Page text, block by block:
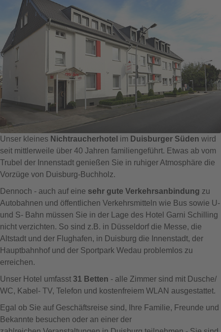
Unser kleines Nichtraucherhotel im Duisburger Süden wird
seit mittlerweile über 40 Jahren familiengeführt. Etwas ab vom
Trubel der Innenstadt genießen Sie in ruhiger Atmosphäre die
Vorzüge von Duisburg-Buchholz.
Dennoch - auch auf eine sehr gute Verkehrsanbindung zu
Autobahnen und öffentlichen Verkehrsmitteln wie Bus sowie U-
und S- Bahn müssen Sie in der Lage des Hotel Garni Schilling
nicht verzichten. So sind z.B. in Düsseldorf die Messe, die
Altstadt und der Flughafen, in Duisburg die Innenstadt, der
Hauptbahnhof und der Sportpark Wedau problemlos zu
erreichen.
Unser Hotel umfasst 31 Betten - alle Zimmer sind mit Dusche/
WC, Kabel- TV, Telefon und kostenfreiem WLAN ausgestattet.
Egal ob Sie auf Geschäftsreise sind, Ihre Familie, Freunde und
Bekannte besuchen oder an einer der